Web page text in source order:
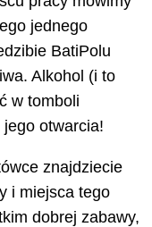
jednego
BatiPolu
Alkohol (i to
w tomboli
otwarcia!
znajdziecie
i miejsca tego
dobrej zabawy,